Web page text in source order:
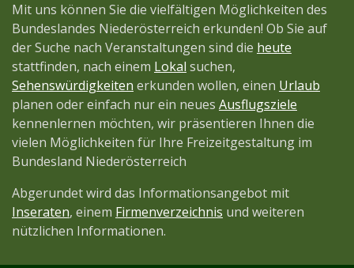
Mit uns können Sie die vielfältigen Möglichkeiten des
Bundeslandes Niederösterreich erkunden! Ob Sie auf
der Suche nach Veranstaltungen sind die heute
stattfinden, nach einem Lokal suchen,
Sehenswürdigkeiten erkunden wollen, einen Urlaub
planen oder einfach nur ein neues Ausflugsziele
kennenlernen möchten, wir präsentieren Ihnen die
vielen Möglichkeiten für Ihre Freizeitgestaltung im
Bundesland Niederösterreich
Abgerundet wird das Informationsangebot mit
Inseraten, einem Firmenverzeichnis und weiteren
nützlichen Informationen.